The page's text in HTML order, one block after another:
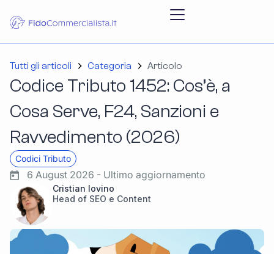
Tutti gli articoli Categoria Articolo
Codice Tributo 1452: Cos’è, a
Cosa Serve, F24, Sanzioni e
Ravvedimento (2026)
Codici Tributo
6 August 2026 - Ultimo aggiornamento
Cristian Iovino
Head of SEO e Content